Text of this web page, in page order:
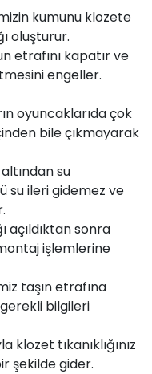
kumunu klozete
oluşturur.
etrafını kapatır ve
engeller.
oyuncaklarıda çok
bile çıkmayarak
su
su ileri gidemez ve
açıldıktan sonra
işlemlerine
taşın etrafına
bilgileri
klozet tıkanıklığınız
şekilde gider.